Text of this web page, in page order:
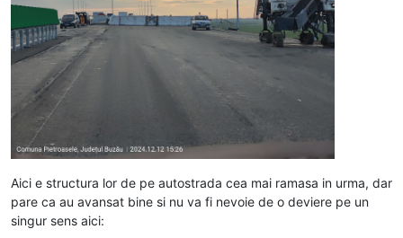
Aici e structura lor de pe autostrada cea mai ramasa in urma, dar
pare ca au avansat bine si nu va fi nevoie de o deviere pe un
singur sens aici: